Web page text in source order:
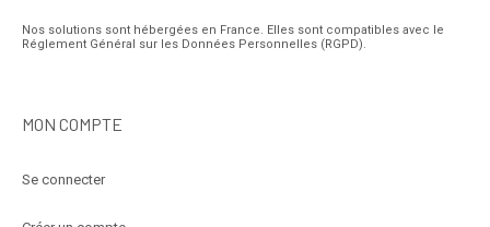
Nos solutions sont hébergées en France. Elles sont compatibles avec le
Réglement Général sur les Données Personnelles (RGPD).
MON COMPTE
Se connecter